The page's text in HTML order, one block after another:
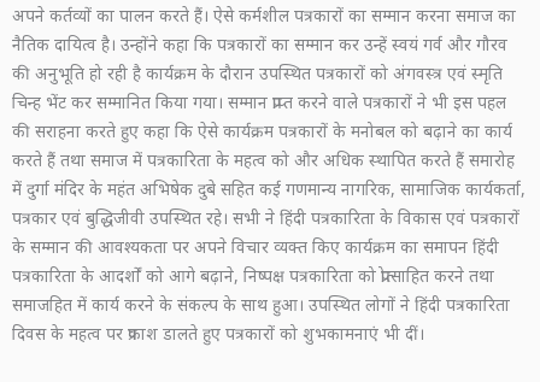
अपने कर्तव्यों का पालन करते हैं। ऐसे कर्मशील पत्रकारों का सम्मान करना समाज का
नैतिक दायित्व है। उन्होंने कहा कि पत्रकारों का सम्मान कर उन्हें स्वयं गर्व और गौरव
की अनुभूति हो रही है कार्यक्रम के दौरान उपस्थित पत्रकारों को अंगवस्त्र एवं स्मृति
चिन्ह भेंट कर सम्मानित किया गया। सम्मान प्राप्त करने वाले पत्रकारों ने भी इस पहल
की सराहना करते हुए कहा कि ऐसे कार्यक्रम पत्रकारों के मनोबल को बढ़ाने का कार्य
करते हैं तथा समाज में पत्रकारिता के महत्व को और अधिक स्थापित करते हैं समारोह
में दुर्गा मंदिर के महंत अभिषेक दुबे सहित कई गणमान्य नागरिक, सामाजिक कार्यकर्ता,
पत्रकार एवं बुद्धिजीवी उपस्थित रहे। सभी ने हिंदी पत्रकारिता के विकास एवं पत्रकारों
के सम्मान की आवश्यकता पर अपने विचार व्यक्त किए कार्यक्रम का समापन हिंदी
पत्रकारिता के आदर्शों को आगे बढ़ाने, निष्पक्ष पत्रकारिता को प्रोत्साहित करने तथा
समाजहित में कार्य करने के संकल्प के साथ हुआ। उपस्थित लोगों ने हिंदी पत्रकारिता
दिवस के महत्व पर प्रकाश डालते हुए पत्रकारों को शुभकामनाएं भी दीं।